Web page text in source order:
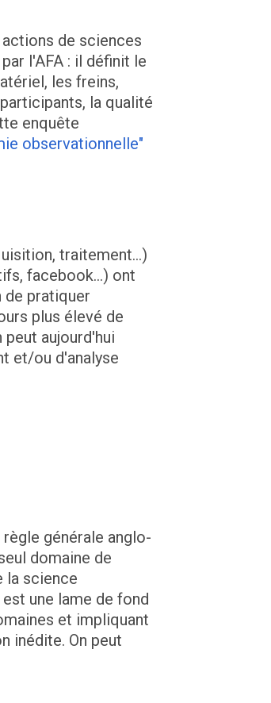
de sciences
l'AFA : il définit le
les freins,
la qualité
enquête
observationnelle"
traitement...)
facebook...) ont
de pratiquer
plus élevé de
aujourd'hui
et/ou d'analyse
générale anglo-
domaine de
la science
une lame de fond
et impliquant
inédite. On peut